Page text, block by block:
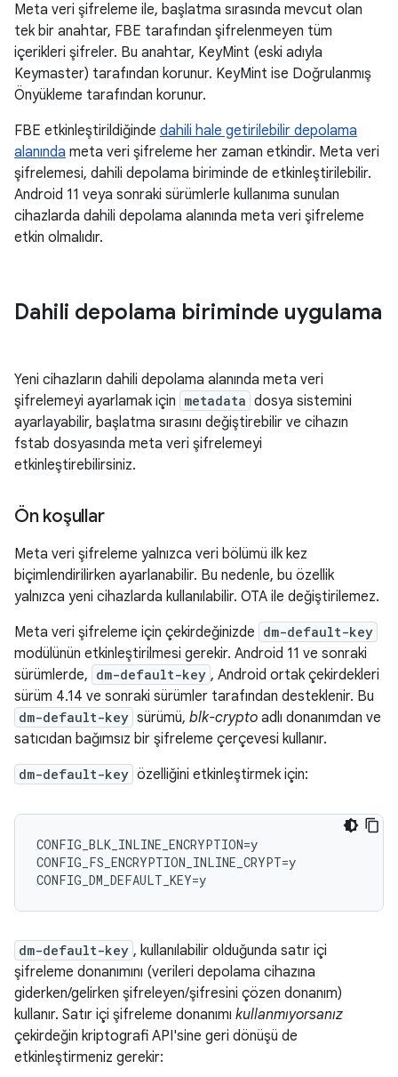
Meta veri şifreleme ile, başlatma sırasında mevcut olan
tek bir anahtar, FBE tarafından şifrelenmeyen tüm
içerikleri şifreler. Bu anahtar, KeyMint (eski adıyla
Keymaster) tarafından korunur. KeyMint ise Doğrulanmış
Önyükleme tarafından korunur.
FBE etkinleştirildiğinde dahili hale getirilebilir depolama
alanında meta veri şifreleme her zaman etkindir. Meta veri
şifrelemesi, dahili depolama biriminde de etkinleştirilebilir.
Android 11 veya sonraki sürümlerle kullanıma sunulan
cihazlarda dahili depolama alanında meta veri şifreleme
etkin olmalıdır.
Dahili depolama biriminde uygulama
Yeni cihazların dahili depolama alanında meta veri
şifrelemeyi ayarlamak için metadata dosya sistemini
ayarlayabilir, başlatma sırasını değiştirebilir ve cihazın
fstab dosyasında meta veri şifrelemeyi
etkinleştirebilirsiniz.
Ön koşullar
Meta veri şifreleme yalnızca veri bölümü ilk kez
biçimlendirilirken ayarlanabilir. Bu nedenle, bu özellik
yalnızca yeni cihazlarda kullanılabilir. OTA ile değiştirilemez.
Meta veri şifreleme için çekirdeğinizde dm-default-key
modülünün etkinleştirilmesi gerekir. Android 11 ve sonraki
sürümlerde, dm-default-key , Android ortak çekirdekleri
sürüm 4.14 ve sonraki sürümler tarafından desteklenir. Bu
dm-default-key sürümü, blk-crypto adlı donanımdan ve
satıcıdan bağımsız bir şifreleme çerçevesi kullanır.
dm-default-key özelliğini etkinleştirmek için:
CONFIG_BLK_INLINE_ENCRYPTION=y
CONFIG_FS_ENCRYPTION_INLINE_CRYPT=y
dm-default-key , kullanılabilir olduğunda satır içi
şifreleme donanımını (verileri depolama cihazına
giderken/gelirken şifreleyen/şifresini çözen donanım)
kullanır. Satır içi şifreleme donanımı kullanmıyorsanız
çekirdeğin kriptografi API'sine geri dönüşü de
etkinleştirmeniz gerekir: